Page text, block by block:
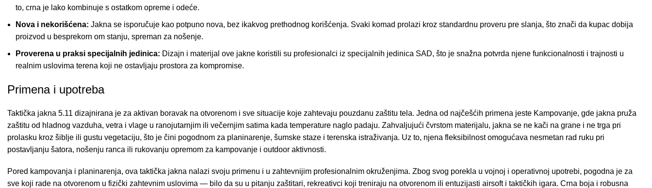
to, crna je lako kombinuje s ostatkom opreme i odeće.
Nova i nekorišćena: Jakna se isporučuje kao potpuno nova, bez ikakvog prethodnog korišćenja. Svaki komad prolazi kroz standardnu proveru pre slanja, što znači da kupac dobija
proizvod u besprekorn om stanju, spreman za nošenje.
Proverena u praksi specijalnih jedinica: Dizajn i materijal ove jakne koristili su profesionalci iz specijalnih jedinica SAD, što je snažna potvrda njene funkcionalnosti i trajnosti u
realnim uslovima terena koji ne ostavljaju prostora za kompromise.
Primena i upotreba
Taktička jakna 5.11 dizajnirana je za aktivan boravak na otvorenom i sve situacije koje zahtevaju pouzdanu zaštitu tela. Jedna od najčešćih primena jeste Kampovanje, gde jakna pruža
zaštitu od hladnog vazduha, vetra i vlage u ranojutarnjim ili večernjim satima kada temperature naglo padaju. Zahvaljujući čvrstom materijalu, jakna se ne kači na grane i ne trga pri
prolasku kroz šiblje ili gustu vegetaciju, što je čini pogodnom za planinarenje, šumske staze i terenska istraživanja. Uz to, njena fleksibilnost omogućava nesmetan rad ruku pri
postavljanju šatora, nošenju ranca ili rukovanju opremom za kampovanje i outdoor aktivnosti.
Pored kampovanja i planinarenja, ova taktička jakna nalazi svoju primenu i u zahtevnijim profesionalnim okruženjima. Zbog svog porekla u vojnoj i operativnoj upotrebi, pogodna je za
sve koji rade na otvorenom u fizički zahtevnim uslovima — bilo da su u pitanju zaštitari, rekreativci koji treniraju na otvorenom ili entuzijasti airsoft i taktičkih igara. Crna boja i robusna